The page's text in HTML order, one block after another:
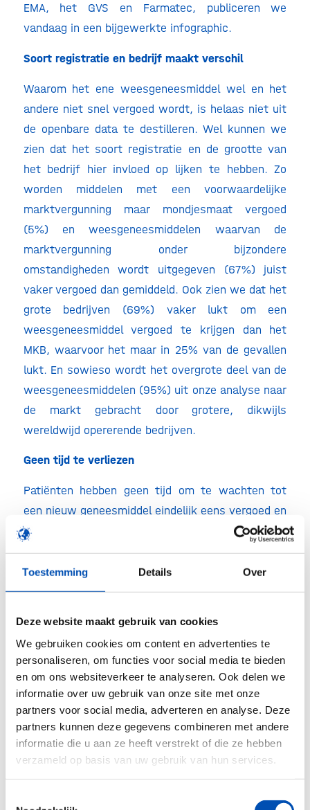
Toestemming Details Over
Deze website maakt gebruik van cookies
We gebruiken cookies om content en advertenties te
personaliseren, om functies voor social media te bieden
en om ons websiteverkeer te analyseren. Ook delen we
informatie over uw gebruik van onze site met onze
partners voor social media, adverteren en analyse. Deze
partners kunnen deze gegevens combineren met andere
informatie die u aan ze heeft verstrekt of die ze hebben
verzameld op basis van uw gebruik van hun services.
EMA, het GVS en Farmatec, publiceren we
vandaag in een bijgewerkte infographic.
Soort registratie en bedrijf maakt verschil
Waarom het ene weesgeneesmiddel wel en het
andere niet snel vergoed wordt, is helaas niet uit
de openbare data te destilleren. Wel kunnen we
zien dat het soort registratie en de grootte van
het bedrijf hier invloed op lijken te hebben. Zo
worden middelen met een voorwaardelijke
marktvergunning maar mondjesmaat vergoed
(5%) en weesgeneesmiddelen waarvan de
marktvergunning onder bijzondere
omstandigheden wordt uitgegeven (67%) juist
vaker vergoed dan gemiddeld. Ook zien we dat het
grote bedrijven (69%) vaker lukt om een
weesgeneesmiddel vergoed te krijgen dan het
MKB, waarvoor het maar in 25% van de gevallen
lukt. En sowieso wordt het overgrote deel van de
weesgeneesmiddelen (95%) uit onze analyse naar
de markt gebracht door grotere, dikwijls
wereldwijd opererende bedrijven.
Geen tijd te verliezen
Patiënten hebben geen tijd om te wachten tot
een nieuw geneesmiddel eindelijk eens vergoed en
wel beschikbaar komt. Er zijn legio redenen om
aan te wijzen waarom dit zo lang kan duren.
Bijvoorbeeld doordat weesgeneesmiddelen niet
altijd passen in de bestaande beoordelingskaders,
eerst in andere landen aan te bieden. Bijvoorbeeld
omdat de markt daar groter is, of de procedure
om tot vergoede toegang te komen sneller, meer
op maat of voorspelbaarder is. En heel soms is
het ook zo dat een ziekte zo zeldzaam is dat er
geen patiënten in Nederland bekend zijn. Dan kan
een ontwikkelaar er bewust voor kiezen het